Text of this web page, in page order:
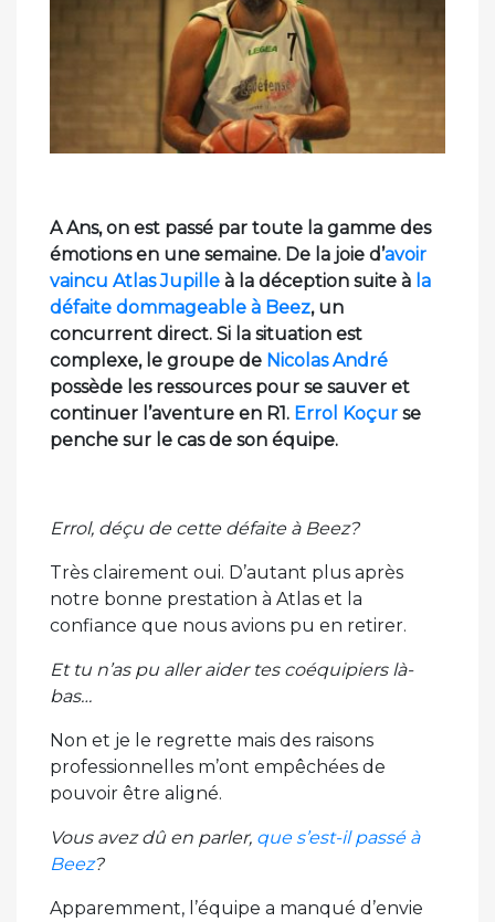
A Ans, on est passé par toute la gamme des
émotions en une semaine. De la joie d’avoir
vaincu Atlas Jupille à la déception suite à la
défaite dommageable à Beez, un
concurrent direct. Si la situation est
complexe, le groupe de Nicolas André
possède les ressources pour se sauver et
continuer l’aventure en R1. Errol Koçur se
penche sur le cas de son équipe.
Errol, déçu de cette défaite à Beez?
Très clairement oui. D’autant plus après
notre bonne prestation à Atlas et la
confiance que nous avions pu en retirer.
Et tu n’as pu aller aider tes coéquipiers là-
bas…
Non et je le regrette mais des raisons
professionnelles m’ont empêchées de
pouvoir être aligné.
Vous avez dû en parler, que s’est-il passé à
Beez?
Apparemment, l’équipe a manqué d’envie